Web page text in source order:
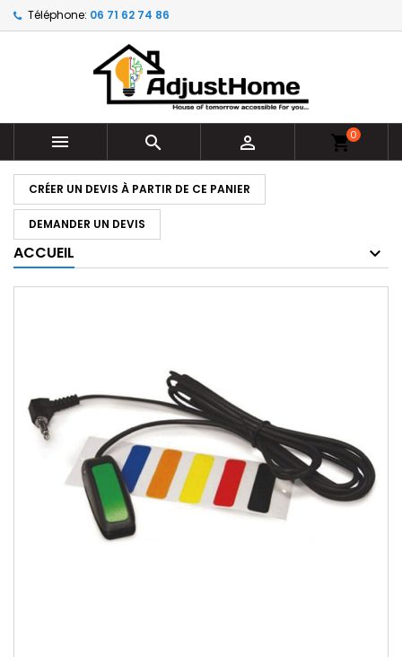
Téléphone: 06 71 62 74 86
   shopping_cart0
CRÉER UN DEVIS À PARTIR DE CE PANIER
DEMANDER UN DEVIS
ACCUEIL